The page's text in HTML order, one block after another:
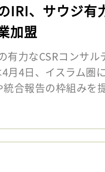
IRI、サウジ有
加盟
力なCSRコンサル
4日、イスラム圏
統合報告の枠組み